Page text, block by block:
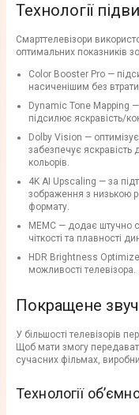
Технології
Смарттелевізори
оптимальних показників
Color Booster Pro —
насиченішим без втрати
Dynamic Tone Mapping —
підсилює яскравість/
Dolby Vision —
забезпечує яскравість
кольорів.
4K AI Upscaling — за
зображення з низькою
формату.
MEMC — додає штучно
чіткості та плавності
HDR Brightness
можливості телевізора.
Покращене
У більшості телевізорів
Щоб мати змогу
сучасних фільмах,
Технології